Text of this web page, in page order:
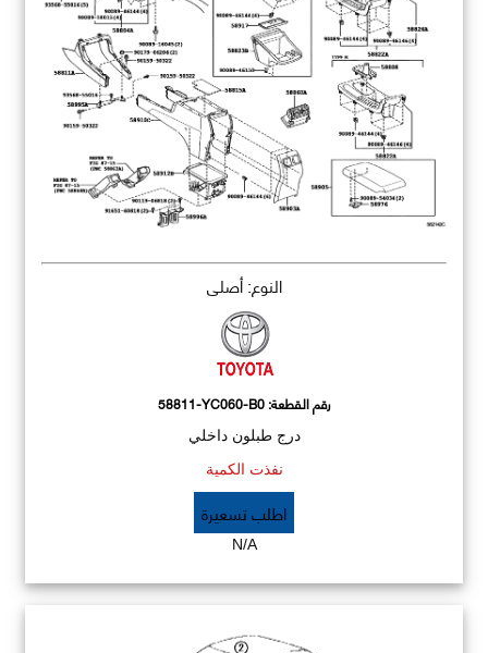
النوع: أصلي
رقم القطعة:58811-YC060-B0
درج طبلون داخلي
نفذت الكمية
اطلب تسعيرة
N/A